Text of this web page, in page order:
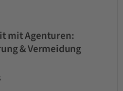
mit Agenturen:
& Vermeidung